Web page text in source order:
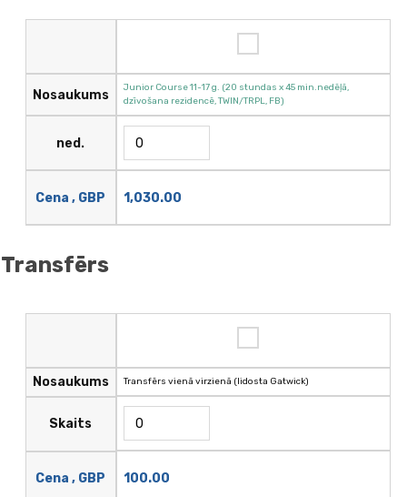
Nosaukums
ned.
Cena , GBP
Junior Course 11-17 g. (20 stundas х 45 min.nedēļā,
dzīvošana rezidencē, TWIN/TRPL, FB)
1,030.00
Transfērs
Nosaukums
Skaits
Cena , GBP
Transfērs vienā virzienā (lidosta Gatwick)
100.00